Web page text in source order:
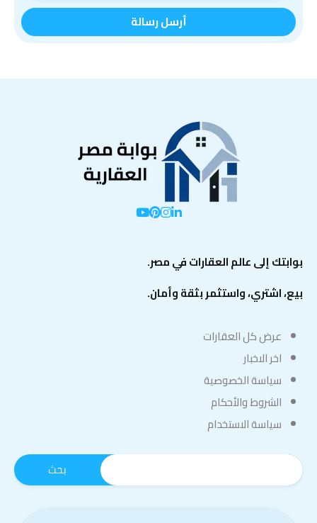
بوابتك إلى عالم العقارات في مصر.
بيع، اشتري، واستثمر بثقة وأمان.
عرض كل العقارات
اخر الاخبار
سياسة الخصوصية
الشروط والأحكام
سياسة الاستخدام